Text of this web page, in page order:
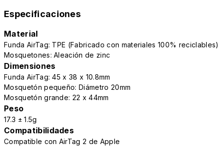
Especificaciones
Material
Funda AirTag: TPE (Fabricado con materiales 100% reciclables)
Mosquetones: Aleación de zinc
Dimensiones
Funda AirTag: 45 x 38 x 10.8mm
Mosquetón pequeño: Diámetro 20mm
Mosquetón grande: 22 x 44mm
Peso
17.3 ± 1.5g
Compatibilidades
Compatible con AirTag 2 de Apple